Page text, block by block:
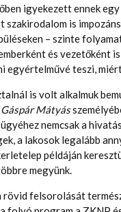
igyekezett ennek
is
– szinte
és vezetőként
teszi,
is volt alkalmuk
Gáspár Mátyás
nemcsak a
a lakosok legalább
példáján
megyünk.
felsorolását